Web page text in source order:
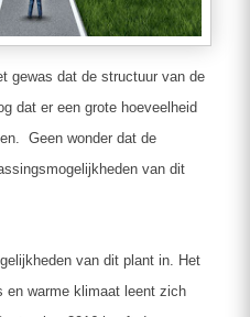
gewas dat de structuur van de
dat er een grote hoeveelheid
Geen wonder dat de
van dit
van dit plant in. Het
en warme klimaat leent zich